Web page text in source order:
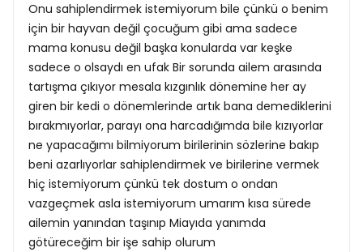
Onu sahiplendirmek istemiyorum bile çünkü o benim
için bir hayvan değil çocuğum gibi ama sadece
mama konusu değil başka konularda var keşke
sadece o olsaydı en ufak Bir sorunda ailem arasında
tartışma çıkıyor mesala kızgınlık dönemine her ay
giren bir kedi o dönemlerinde artık bana demediklerini
bırakmıyorlar, parayı ona harcadığımda bile kızıyorlar
ne yapacağımı bilmiyorum birilerinin sözlerine bakıp
beni azarlıyorlar sahiplendirmek ve birilerine vermek
hiç istemiyorum çünkü tek dostum o ondan
vazgeçmek asla istemiyorum umarım kısa sürede
ailemin yanından taşınıp Miayıda yanımda
götüreceğim bir işe sahip olurum